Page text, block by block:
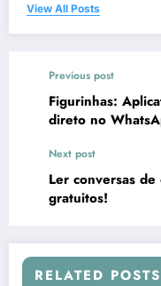
View All Posts
Previous post
Figurinhas:
direto no
Next post
Ler conversas
gratuitos!
RELATED POSTS